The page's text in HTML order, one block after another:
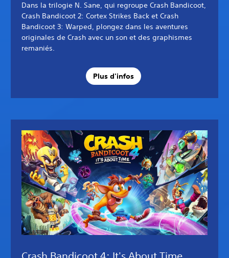
Dans la trilogie N. Sane, qui regroupe Crash Bandicoot,
Crash Bandicoot 2: Cortex Strikes Back et Crash
Bandicoot 3: Warped, plongez dans les aventures
originales de Crash avec un son et des graphismes
remaniés.
Plus d'infos